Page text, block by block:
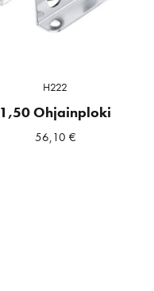
H222
1,50 Ohjainploki
56,10 €